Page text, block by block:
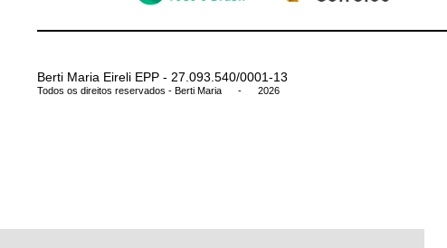
Berti Maria Eireli EPP - 27.093.540/0001-13
Todos os direitos reservados- Berti Maria - 2026